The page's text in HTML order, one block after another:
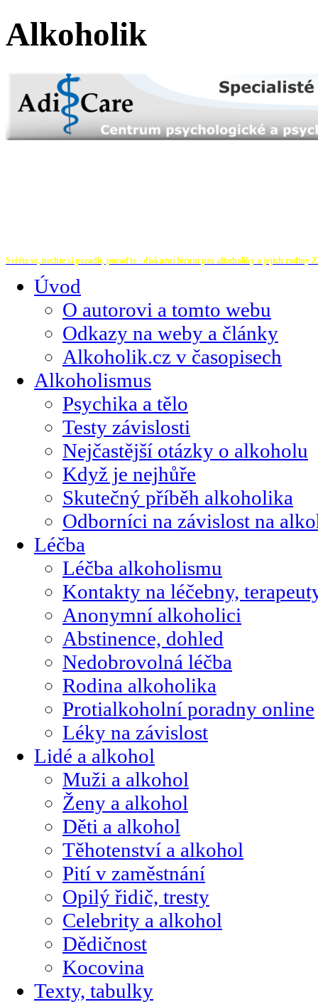
Alkoholik
Svěřte se, nechte si poradit, poraďte - diskuzní fórum pro alkoholiky a jejich rodiny
Úvod
O autorovi a tomto webu
Odkazy na weby a články
Alkoholik.cz v časopisech
Alkoholismus
Psychika a tělo
Testy závislosti
Nejčastější otázky o alkoholu
Když je nejhůře
Skutečný příběh alkoholika
Odborníci na závislost na
Léčba
Léčba alkoholismu
Kontakty na léčebny,
Anonymní alkoholici
Abstinence, dohled
Nedobrovolná léčba
Rodina alkoholika
Protialkoholní poradny online
Léky na závislost
Lidé a alkohol
Muži a alkohol
Ženy a alkohol
Děti a alkohol
Těhotenství a alkohol
Pití v zaměstnání
Opilý řidič, tresty
Celebrity a alkohol
Dědičnost
Kocovina
Texty, tabulky